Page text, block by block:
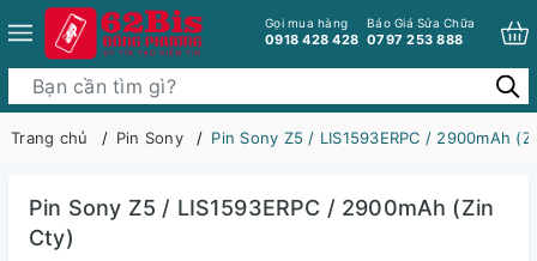
Gọi mua hàng
0918 428 428
Báo Giá Sửa Chữa
0797 253 888
Trang chủ Pin Sony Pin Sony Z5 / LIS1593ERPC / 2900mAh
Pin Sony Z5 / LIS1593ERPC / 2900mAh (Zin
Cty)